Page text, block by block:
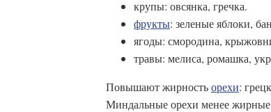
крупы: овсянка, гречка.
фрукты: зеленые яблоки,
ягоды: смородина,
травы: мелиса, ромашка,
Повышают жирностьорехи:
Миндальные орехи менее